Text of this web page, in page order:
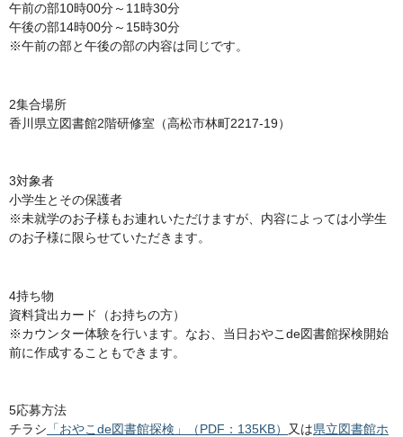
午前の部10時00分～11時30分
午後の部14時00分～15時30分
※午前の部と午後の部の内容は同じです。
2集合場所
香川県立図書館2階研修室（高松市林町2217-19）
3対象者
小学生とその保護者
※未就学のお子様もお連れいただけますが、内容によっては小学生
のお子様に限らせていただきます。
4持ち物
資料貸出カード（お持ちの方）
※カウンター体験を行います。なお、当日おやこde図書館探検開始
前に作成することもできます。
5応募方法
チラシ​​​​​ 「おやこde図書館探検」（PDF：135KB） 又は県立図書館ホ